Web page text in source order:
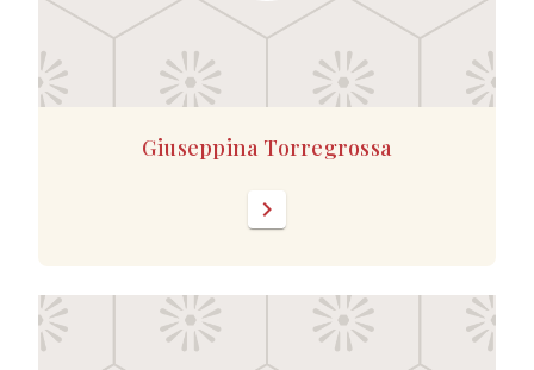
Giuseppina Torregrossa
chevron_right